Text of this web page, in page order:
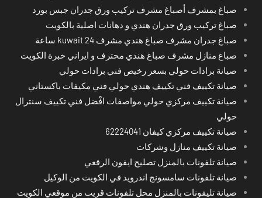
صباغ بمشرف أصباغ مشرف تركيب ورق جدران جبس بورد
صباغ تركيب ورق جدران هندي و دهانات اصلية بالكويت
صباغ جدران مشرف صباغ هندي مشرف kuwait 24 ساعة
صباغ منازل مشرف صباغ هندي محترف و ايراني خبرة الكويت
صيانة برادات حولي بسعر رخيص فني برادات حولي
صيانة تكييف فني تكييف هندي حولي فني مكيفات باكستاني
صيانة تكييف مركزي حولي مواصفات افْضل فني تكييف سنترال
حولي
صيانة تكييف مركزي كيفان 62224041
صيانة تكييف منازل وشركات
صيانة تلفونات بالمنزل تصليح ايفون الرقعي
صيانة تلفونات سامسونج اندرويد في الكويت من الوكيل
صيانة تليفونات بالمنزل محل تلفونات قريب من موقعي الكويت